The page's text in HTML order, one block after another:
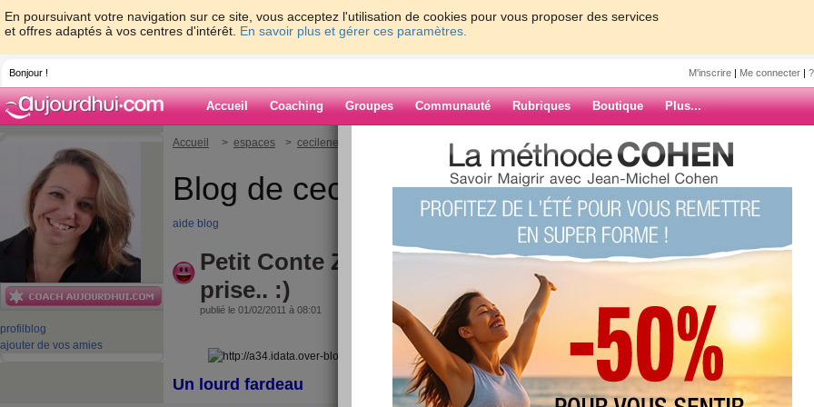
En poursuivant votre navigation sur ce site, vous acceptez l'utilisation de cookies pour vous proposer des services
et offres adaptés à vos centres d'intérêt. En savoir plus et gérer ces paramètres.
Bonjour ! M'inscrire | Me connecter |
Accueil Coaching Groupes Communauté Rubriques Boutique Plus...
profil blog
ajouter de vos amies
Accueil > espaces > cecileneuville > Petit Conte Zen sur le lâcher prise.. :)
Blog de cecileneuville
aide blog
Petit Conte Zen sur le lâcher
prise.. :)
publié le 01/02/2011 à 08:01
Un lourd fardeau ARCHIVES